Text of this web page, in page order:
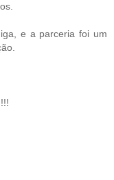
e a parceria foi um